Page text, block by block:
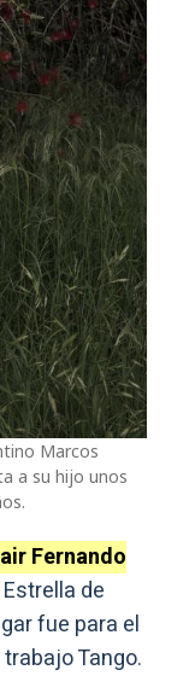
Marcos
a su hijo unos
Fernando
de
fue para el
Tango.